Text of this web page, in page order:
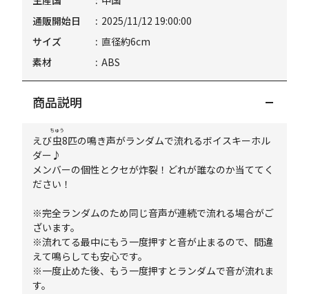
通販開始日
2025/11/12 19:00:00
サイズ
直径約6cm
素材
ABS
商品説明
えび虫
ちゅう
8匹の鳴き声がランダムで流れるボイスキーホル
ダー♪
メンバーの個性とクセが炸裂！どれが誰なのか当ててく
ださい！
※完全ランダムのため同じ音声が連続で流れる場合がご
ざいます。
※流れてる最中にもう一度押すと音が止まるので、間違
えて鳴らしても安心です。
※一度止めた後、もう一度押すとランダムで音が流れま
す。